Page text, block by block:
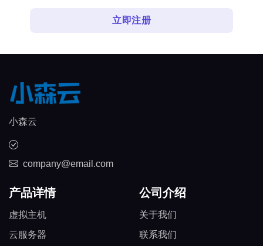
立即注册
小森云
company@email.com
产品详情
虚拟主机
云服务器
公司介绍
关于我们
联系我们